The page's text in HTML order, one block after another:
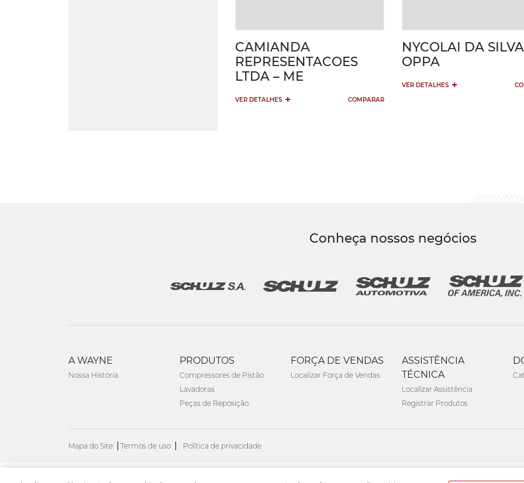
CAMIANDA
REPRESENTACOES
LTDA – ME
VER DETALHES + COMPARAR
NYCOLAI DA SILVA
OPPA
VER DETALHES +
Conheça nossos negócios
A WAYNE
Nossa História
PRODUTOS
Compressores de Pistão
Lavadoras
Peças de Reposição
FORÇA DE VENDAS
Localizar Força de Vendas
ASSISTÊNCIA
TÉCNICA
Localizar Assistência
Registrar Produtos
Mapa do Site Termos de uso Política de privacidade